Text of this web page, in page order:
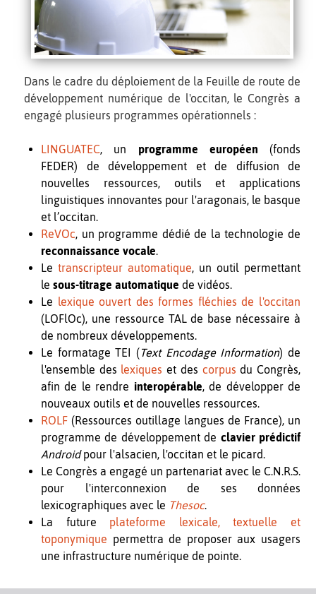
Dans le cadre du déploiement de la Feuille de route de
développement numérique de l'occitan, le Congrès a
engagé plusieurs programmes opérationnels :
LINGUATEC, un programme européen (fonds
FEDER) de développement et de diffusion de
nouvelles ressources, outils et applications
linguistiques innovantes pour l'aragonais, le basque
et l’occitan.
ReVOc, un programme dédié de la technologie de
reconnaissance vocale.
Le transcripteur automatique, un outil permettant
le sous-titrage automatique de vidéos.
Le lexique ouvert des formes fléchies de l'occitan
(LOFlOc), une ressource TAL de base nécessaire à
de nombreux développements.
Le formatage TEI (Text Encodage Information) de
l'ensemble des lexiqueset des corpusdu Congrès,
afin de le rendre interopérable, de développer de
nouveaux outils et de nouvelles ressources.
ROLF (Ressources outillage langues de France), un
programme de développement de clavier prédictif
Androidpour l'alsacien, l'occitan et le picard.
Le Congrès a engagé un partenariat avec le C.N.R.S.
pour l'interconnexion de ses données
lexicographiques avec le Thesoc.
La future plateforme lexicale, textuelle et
toponymique permettra de proposer aux usagers
une infrastructure numérique de pointe.